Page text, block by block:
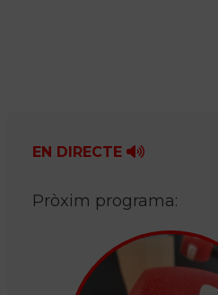
EN DIRECTE
Pròxim programa: